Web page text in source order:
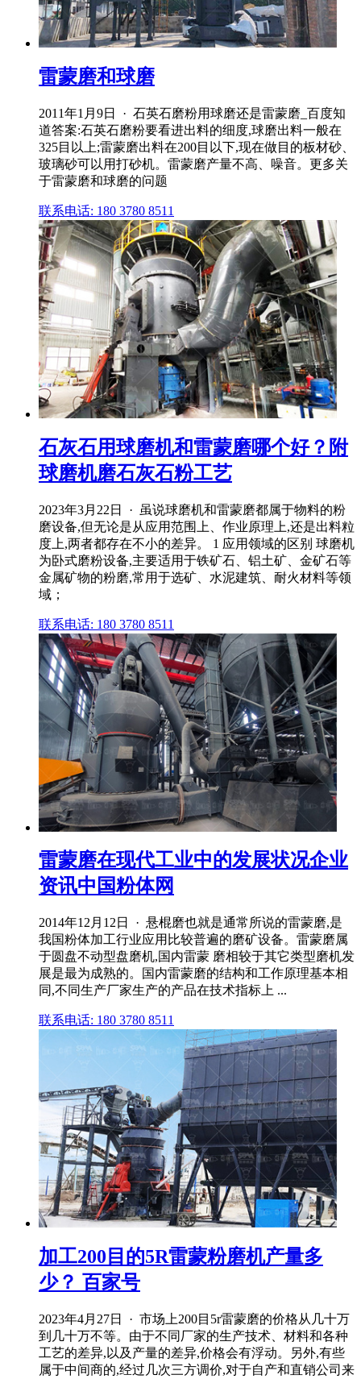
雷蒙磨和球磨
2011年1月9日 · 石英石磨粉用球磨还是雷蒙磨_百度知
道答案:石英石磨粉要看进出料的细度,球磨出料一般在
325目以上;雷蒙磨出料在200目以下,现在做目的板材砂、
玻璃砂可以用打砂机。雷蒙磨产量不高、噪音。更多关
于雷蒙磨和球磨的问题
联系电话: 180 3780 8511
石灰石用球磨机和雷蒙磨哪个好？附
球磨机磨石灰石粉工艺
2023年3月22日 · 虽说球磨机和雷蒙磨都属于物料的粉
磨设备,但无论是从应用范围上、作业原理上,还是出料粒
度上,两者都存在不小的差异。 1 应用领域的区别 球磨机
为卧式磨粉设备,主要适用于铁矿石、铝土矿、金矿石等
金属矿物的粉磨,常用于选矿、水泥建筑、耐火材料等领
域；
联系电话: 180 3780 8511
雷蒙磨在现代工业中的发展状况企业
资讯中国粉体网
2014年12月12日 · 悬棍磨也就是通常所说的雷蒙磨,是
我国粉体加工行业应用比较普遍的磨矿设备。雷蒙磨属
于圆盘不动型盘磨机,国内雷蒙 磨相较于其它类型磨机发
展是最为成熟的。国内雷蒙磨的结构和工作原理基本相
同,不同生产厂家生产的产品在技术指标上 ...
联系电话: 180 3780 8511
加工200目的5R雷蒙粉磨机产量多
少？ 百家号
2023年4月27日 · 市场上200目5r雷蒙磨的价格从几十万
到几十万不等。由于不同厂家的生产技术、材料和各种
工艺的差异,以及产量的差异,价格会有浮动。另外,有些
属于中间商的,经过几次三方调价,对于自产和直销公司来